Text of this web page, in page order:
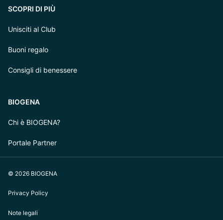
SCOPRI DI PIÙ
Unisciti al Club
Buoni regalo
Consigli di benessere
BIOGENA
Chi è BIOGENA?
Portale Partner
© 2026 BIOGENA
Privacy Policy
Note legali